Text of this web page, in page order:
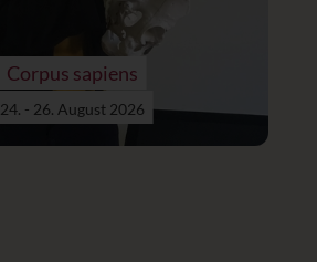
Corpus sapiens
24. - 26. August 2026